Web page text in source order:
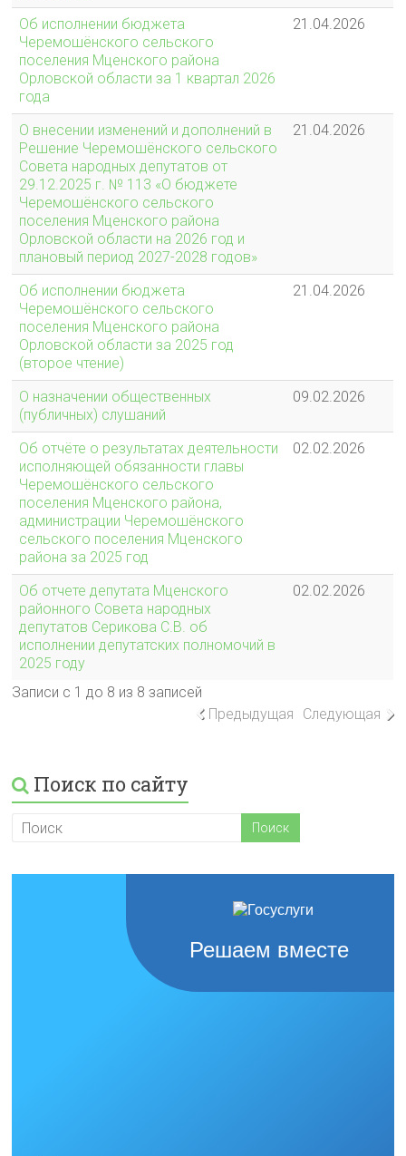
Об исполнении бюджета
Черемошёнского сельского
поселения Мценского района
Орловской области за 1 квартал 2026
года
21.04.2026
О внесении изменений и дополнений в
Решение Черемошёнского сельского
Совета народных депутатов от
29.12.2025 г. № 113 «О бюджете
Черемошёнского сельского
поселения Мценского района
Орловской области на 2026 год и
плановый период 2027-2028 годов»
21.04.2026
Об исполнении бюджета
Черемошёнского сельского
поселения Мценского района
Орловской области за 2025 год
(второе чтение)
21.04.2026
О назначении общественных
(публичных) слушаний
09.02.2026
Об отчёте о результатах деятельности
исполняющей обязанности главы
Черемошёнского сельского
поселения Мценского района,
администрации Черемошёнского
сельского поселения Мценского
района за 2025 год
02.02.2026
Об отчете депутата Мценского
районного Совета народных
депутатов Серикова С.В. об
исполнении депутатских полномочий в
2025 году
02.02.2026
Записи с 1 до 8 из 8 записей
Предыдущая
Следующая
Поиск по сайту
Решаем вместе